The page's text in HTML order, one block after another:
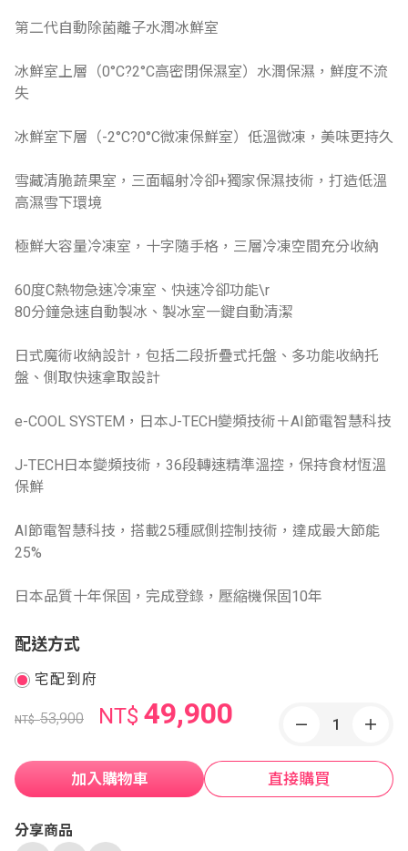
第二代自動除菌離子水潤冰鮮室
冰鮮室上層（0°C?2°C高密閉保濕室）水潤保濕，鮮度不流
失
冰鮮室下層（-2°C?0°C微凍保鮮室）低溫微凍，美味更持久
雪藏清脆蔬果室，三面輻射冷卻+獨家保濕技術，打造低溫
高濕雪下環境
極鮮大容量冷凍室，十字隨手格，三層冷凍空間充分收納
60度C熱物急速冷凍室、快速冷卻功能\r
80分鐘急速自動製冰、製冰室一鍵自動清潔
日式魔術收納設計，包括二段折疊式托盤、多功能收納托
盤、側取快速拿取設計
e-COOL SYSTEM，日本J-TECH變頻技術＋AI節電智慧科技
J-TECH日本變頻技術，36段轉速精準溫控，保持食材恆溫
保鮮
AI節電智慧科技，搭載25種感側控制技術，達成最大節能
25%
日本品質十年保固，完成登錄，壓縮機保固10年
配送方式
宅配到府
NT$53,900 NT$ 49,900
加入購物車 直接購買
分享商品